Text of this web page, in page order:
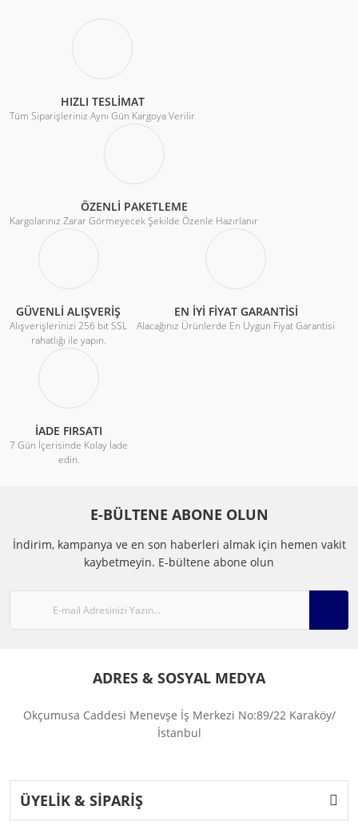
HIZLI TESLİMAT
Tüm Siparişleriniz Aynı Gün Kargoya Verilir
ÖZENLİ PAKETLEME
Kargolarınız Zarar Görmeyecek Şekilde Özenle Hazırlanır
GÜVENLİ ALIŞVERİŞ
Alışverişlerinizi 256 bit SSL
rahatlığı ile yapın.
EN İYİ FİYAT GARANTİSİ
Alacağınız Ürünlerde En Uygun Fiyat Garantisi
İADE FIRSATI
7 Gün İçerisinde Kolay İade
edin.
E-BÜLTENE ABONE OLUN
İndirim, kampanya ve en son haberleri almak için hemen vakit
kaybetmeyin. E-bültene abone olun
ADRES & SOSYAL MEDYA
Okçumusa Caddesi Menevşe İş Merkezi No:89/22 Karaköy/
İstanbul
ÜYELİK & SİPARİŞ